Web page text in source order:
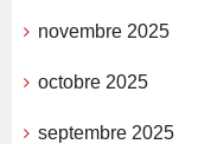
novembre 2025
octobre 2025
septembre 2025